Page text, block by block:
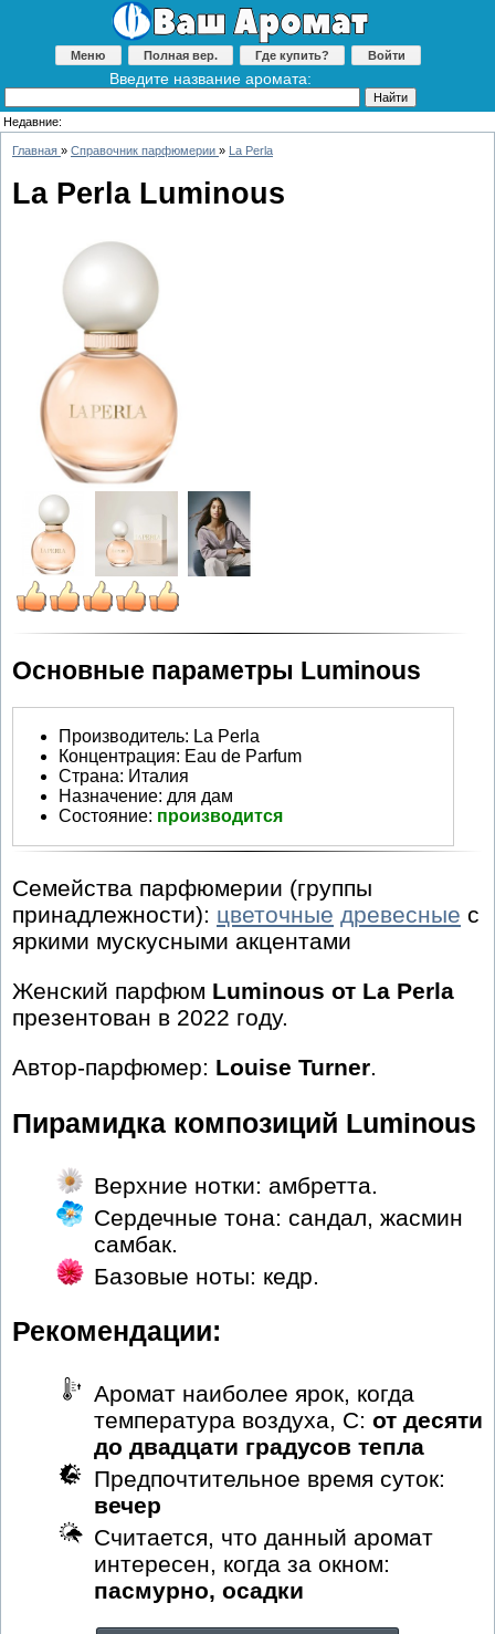
Меню Полная вер. Где купить? Войти
Введите название аромата:
Недавние:
Главная » Справочник парфюмерии » La Perla
La Perla Luminous
Основные параметры Luminous
Производитель: La Perla
Концентрация: Eau de Parfum
Страна: Италия
Назначение: для дам
Состояние: производится
Семейства парфюмерии (группы
принадлежности): цветочные древесные с
яркими мускусными акцентами
Женский парфюм Luminous от La Perla
презентован в 2022 году.
Автор-парфюмер: Louise Turner.
Пирамидка композиций Luminous
Верхние нотки: амбретта.
Сердечные тона: сандал, жасмин
самбак.
Базовые ноты: кедр.
Рекомендации:
Аромат наиболее ярок, когда
температура воздуха, С: от десяти
до двадцати градусов тепла
Предпочтительное время суток:
вечер
Считается, что данный аромат
интересен, когда за окном:
пасмурно, осадки